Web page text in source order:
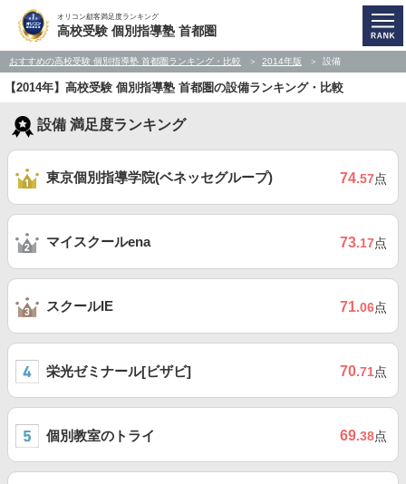
オリコン顧客満足度ランキング
高校受験 個別指導塾 首都圏
おすすめの高校受験 個別指導塾 首都圏ランキング・比較 2014年版 設備
【2014年】高校受験 個別指導塾 首都圏の設備ランキング・比較
設備 満足度ランキング
東京個別指導学院(ベネッセグループ) 74.57点
マイスクールena 73.17点
スクールIE 71.06点
栄光ゼミナール[ビザビ] 70.71点
個別教室のトライ 69.38点